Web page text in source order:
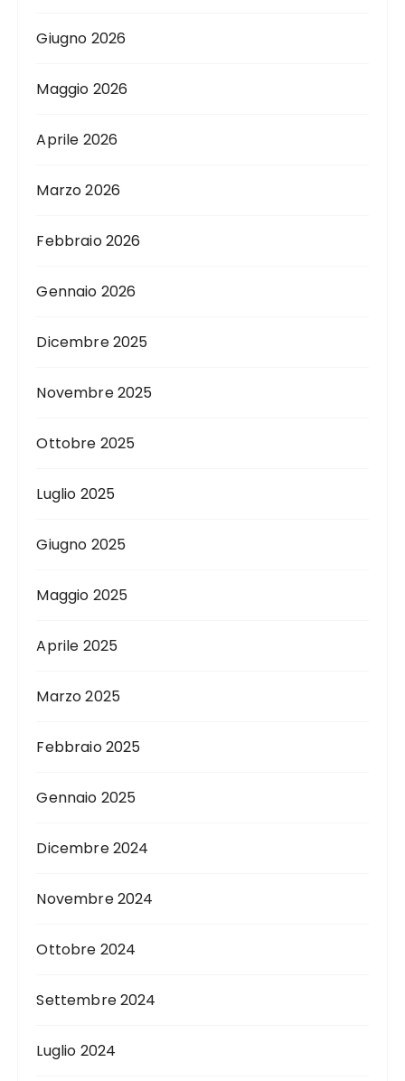
Giugno 2026
Maggio 2026
Aprile 2026
Marzo 2026
Febbraio 2026
Gennaio 2026
Dicembre 2025
Novembre 2025
Ottobre 2025
Luglio 2025
Giugno 2025
Maggio 2025
Aprile 2025
Marzo 2025
Febbraio 2025
Gennaio 2025
Dicembre 2024
Novembre 2024
Ottobre 2024
Settembre 2024
Luglio 2024